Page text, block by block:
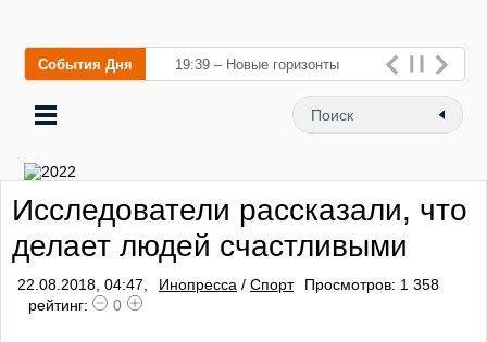
События Дня 19:39 – Новые горизонты
флебологии: в Москве
открылся «Городской центр
Исследователи рассказали, что
делает людей счастливыми
22.08.2018, 04:47, Инопресса / Спорт
Просмотров: 1 358
рейтинг:
0